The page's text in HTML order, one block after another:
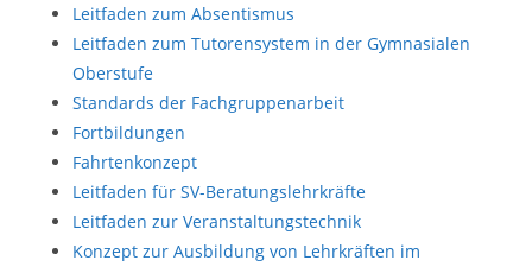
Leitfaden zum Absentismus
Leitfaden zum Tutorensystem in der Gymnasialen
Oberstufe
Standards der Fachgruppenarbeit
Fortbildungen
Fahrtenkonzept
Leitfaden für SV-Beratungslehrkräfte
Leitfaden zur Veranstaltungstechnik
Konzept zur Ausbildung von Lehrkräften im